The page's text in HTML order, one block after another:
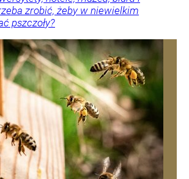
zrobić, żeby w niewielkim
pszczoły?